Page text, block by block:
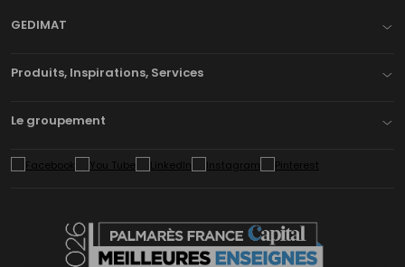
GEDIMAT
Produits, Inspirations, Services
Le groupement